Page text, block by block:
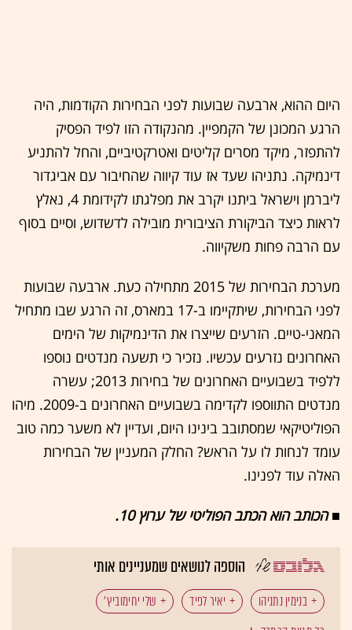
היום ההוא, ארבעה שבועות לפני הבחירות הקודמות, היה
הרגע המכונן של הקמפיין. מהנקודה הזו לפיד הפסיק
להתפזר, מיקד מסרים קליטים ואטרקטיביים, והחל להתניע
דינמיקה. נתניהו שעד אז עוד קיווה שהחיבור עם אביגדור
ליברמן וישראל ביתנו יקרב את מפלגתו לקידומת 4, נאלץ
לראות כיצד הביקורת הציבורית מובילה לדשדוש, וסיים בסוף
עם הרבה פחות משקיווה.
מערכת הבחירות של 2015 מתחילה כעת. ארבעה שבועות
לפני הבחירות, שיתקיימו ב-17 במארס, זה הרגע שבו מתחיל
המאני-טיים. הזרעים שייצרו את הדינמיקות של הימים
האחרונים נזרעים עכשיו. נזכיר כי תשעה מנדטים נוספו
ללפיד בשבועיים האחרונים של בחירות 2013; עשרה
מנדטים התווספו לקדימה בשבועיים האחרונים ב-2009. מיהו
הפוליטיקאי שמסתובב בינינו היום, ועדיין לא משער כמה טוב
עומד לנחות לו על הראש? החלק המעניין של הבחירות
האלה עוד לפנינו.
■ הכותב הוא הכתב הפוליטי של ערוץ 10.
הוספה לנושאים שמעניינים אותי
בנימין נתניהו יאיר לפיד
שלי יחימוביץ'